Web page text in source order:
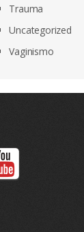
Trauma
Uncategorized
Vaginismo